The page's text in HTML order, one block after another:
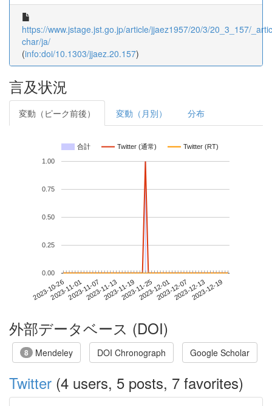
https://www.jstage.jst.go.jp/article/jjaez1957/20/3/20_3_157/
char/ja/
(info:doi/10.1303/jjaez.20.157)
言及状況
変動（ピーク前後） 変動（月別） 分布
合計 Twitter (通常) Twitter (RT)
2023-10-262023-11-012023-11-072023-11-132023-11-192023-11-252023-12-012023-12-072023-12-132023-12-19
0.00
0.25
0.50
0.75
1.00
外部データベース (DOI)
8 Mendeley DOI Chronograph Google Scholar
Twitter (4 users, 5 posts, 7 favorites)